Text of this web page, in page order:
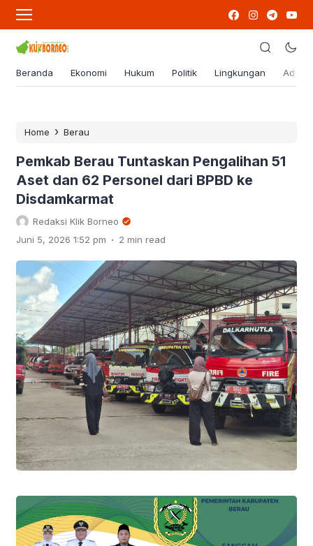
Beranda Ekonomi Hukum Politik Lingkungan
Home › Berau
Pemkab Berau Tuntaskan Pengalihan 51
Aset dan 62 Personel dari BPBD ke
Disdamkarmat
Redaksi Klik Borneo
Juni 5, 2026 1:52 pm . 2 min read